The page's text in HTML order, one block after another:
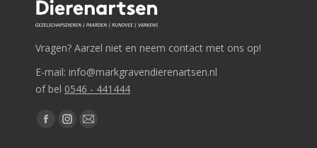
Vragen? Aarzel niet en neem contact met ons op!
E-mail: info@markgravendierenartsen.nl
of bel 0546 - 441444
Vind ons op:
Facebook
Instagram
Mail